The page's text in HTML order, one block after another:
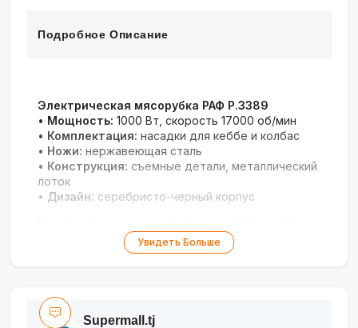
Подробное Описание
Электрическая мясорубка РАФ P.3389
• Мощность: 1000 Вт, скорость 17000 об/мин
• Комплектация: насадки для кеббе и колбас
• Ножи: нержавеющая сталь
• Конструкция: съемные детали, металлический
лоток
• Дизайн: серебристо-черный корпус
приготовления фарша и домашних колбас.
Увидеть Больше
Supermall.tj